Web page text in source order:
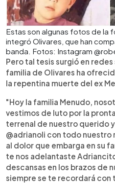
Estas son algunas fotos de la
integró Olivares, que han
banda. Fotos: Instagram
Pero tal tesis surgió en
familia de Olivares ha
la repentina muerte del ex
"Hoy la familia Menudo,
vestimos de luto por la
terrenal de nuestro querido
@adrianoli con todo nuestro
al dolor que embarga en su
te nos adelantaste
descansas en los brazos de
siempre se te recordará con